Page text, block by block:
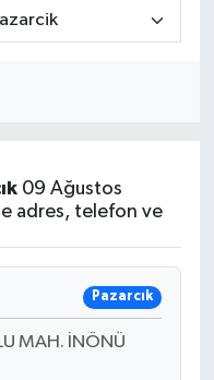
09 Ağustos
adres, telefon ve
Pazarcık
MAH. İNÖNÜ